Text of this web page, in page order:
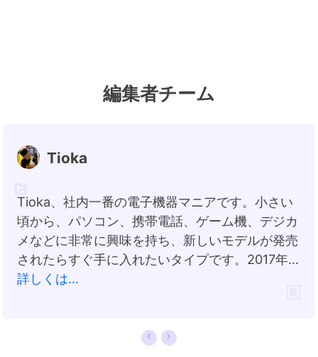
編集者チーム
Tioka
Tioka、社内一番の電子機器マニアです。小さい
頃から、パソコン、携帯電話、ゲーム機、デジカ
メなどに非常に興味を持ち、新しいモデルが発売
されたらすぐ手に入れたいタイプです。2017年か
らEaseUS Softwareに加入し、大興味をもって
プ、ディスククローン、パーティション・ディス
詳しくは...